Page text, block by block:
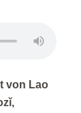
von Lao